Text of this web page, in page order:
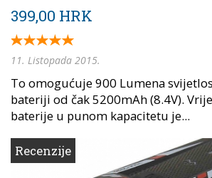
399,00 HRK
11. Listopada 2015.
To omogućuje 900 Lumena
bateriji od čak 5200mAh (8.4V).
baterije u punom kapacitetu je...
Recenzije